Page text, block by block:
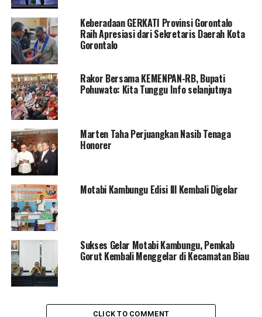
“Ternyata eksistingnya setelah didata, kita ada 1.000
lebih ya. Yang jelas kita mengikuti ketentuan
pemerintah pusat, dalam hal ini KemenPAN-RB,”
ujarnya.
Dalam sosialisasi tersebut, Deputi Bidang SDM Aparatur
Kementerian PAN-RB, Alex Denni menyampaikan,
melalui sosialisasi tersebut diharapkan akan ada
kesamaan persepsi terhadap penyelesaian tenaga non-
ASN di lingkungan instansi pemerintah.
Masing-masing instansi pemerintah pun didorong
untuk mempercepat proses pemetaan (mapping),
validasi data, dan menyiapkan roadmap penyelesaian
tenaga non-ASN di lingkungan instansinya masing-
masing.
Pada sosialisasi tersebut, Deputi Bidang Sistem
Informasi Kepegawaian Badan Kepegawaian Negara
(BKN) Suharmen turut memaparkan alur proses serta
penggunaan Aplikasi Pendataan Tenaga Non ASN yang
Keberadaan GERKATI Provinsi Gorontalo
Raih Apresiasi dari Sekretaris Daerah Kota
Gorontalo
Rakor Bersama KEMENPAN-RB, Bupati
Pohuwato: Kita Tunggu Info selanjutnya
Marten Taha Perjuangkan Nasib Tenaga
Honorer
Motabi Kambungu Edisi lll Kembali Digelar
Sukses Gelar Motabi Kambungu, Pemkab
Gorut Kembali Menggelar di Kecamatan Biau
CLICK TO COMMENT